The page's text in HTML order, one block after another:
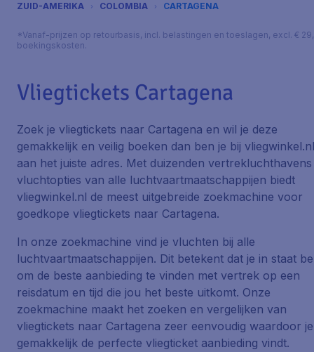
ZUID-AMERIKA COLOMBIA CARTAGENA
*Vanaf-prijzen op retourbasis, incl. belastingen en toeslagen, excl. €
boekingskosten.
Vliegtickets Cartagena
Zoek je vliegtickets naar Cartagena en wil je deze
gemakkelijk en veilig boeken dan ben je bij vliegwinkel.nl
aan het juiste adres. Met duizenden
vluchtopties van alle luchtvaartmaatschappijen biedt
vliegwinkel.nl de meest uitgebreide zoekmachine voor
goedkope vliegtickets naar Cartagena.
In onze zoekmachine vind je vluchten bij alle
luchtvaartmaatschappijen. Dit betekent dat je in staat
om de beste aanbieding te vinden met vertrek op een
reisdatum en tijd die jou het beste uitkomt. Onze
zoekmachine maakt het zoeken en vergelijken van
vliegtickets naar Cartagena zeer eenvoudig waardoor je
gemakkelijk de perfecte vliegticket aanbieding vindt.